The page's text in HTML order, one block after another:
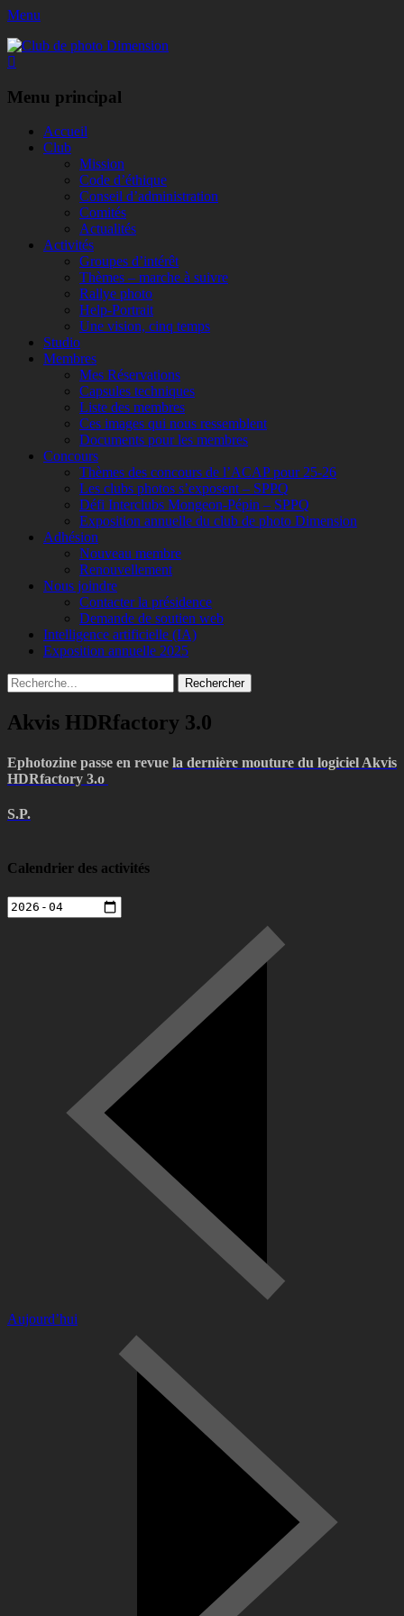
Menu
Club de photo Dimension
Menu principal
Aller
Accueil
Club
Mission
Code d’éthique
Conseil d’administration
Comités
Actualités
Activités
Groupes d’intérêt
Thèmes – marche à suivre
Rallye photo
Help-Portrait
Une vision, cinq temps
Studio
Membres
Mes Réservations
Capsules techniques
Liste des membres
Ces images qui nous ressemblent
Documents pour les membres
Concours
Thèmes des concours de l’ACAP pour 25-26
Les clubs photos s’exposent – SPPQ
Défi Interclubs Mongeon-Pépin – SPPQ
Exposition annuelle du club de photo Dimension
Adhésion
Nouveau membre
Renouvellement
Nous joindre
Contacter la présidence
Demande de soutien web
Intelligence artificielle (IA)
Exposition annuelle 2025
Recherche
Rechercher :
Akvis HDRfactory 3.0
Ephotozine passe en revue la dernière mouture du logiciel Akvis
HDRfactory 3.o
S.P.
Calendrier des activités
Aujourd’hui